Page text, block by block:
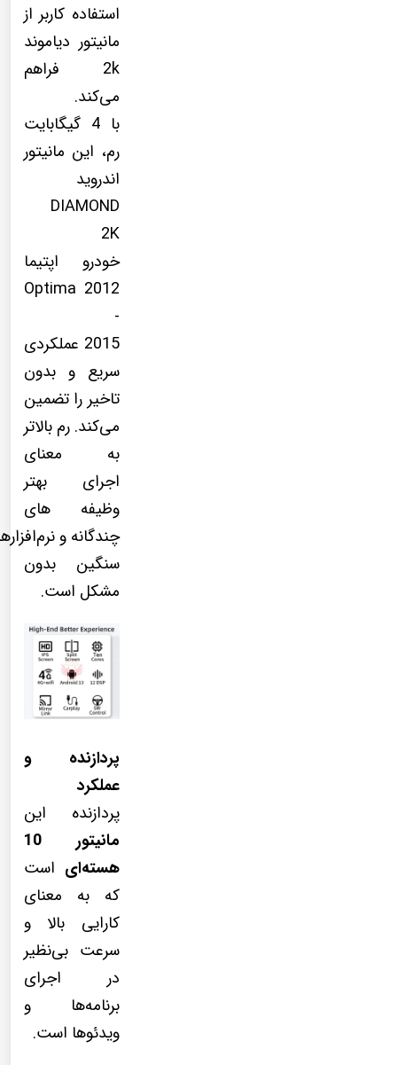
استفاده کاربر از
مانیتور دیاموند
2k فراهم
می‌کند.
با 4 گیگابایت
رم، این مانیتور
اندروید
DIAMOND
خودرو اپتیما
Optima 2012
-
2015 عملکردی
سریع و بدون
تاخیر را تضمین
می‌کند. رم بالاتر
به معنای
اجرای بهتر
وظیفه های
چندگانه و
سنگین بدون
مشکل است.
پردازنده و
عملکرد
پردازنده این
مانیتور 10
هسته‌ای است
که به معنای
کارایی بالا و
سرعت بی‌نظیر
در اجرای
برنامه‌ها و
ویدئوها است.